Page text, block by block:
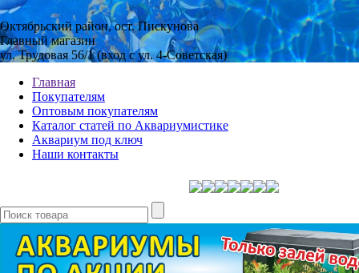
Октябрьский район, ост. Пискунова
Главный магазин
ул. Трудовая 56/1 (вход с ул. 4-Советская)
Главная
Покупателям
Оптовым покупателям
Каталог статей по Аквариумистике
Аквариум под ключ
Наши контакты